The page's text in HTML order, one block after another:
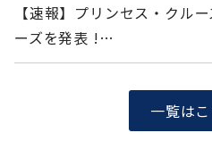
一覧は
【速報】プリンセス・クル
ーズを発表 !…